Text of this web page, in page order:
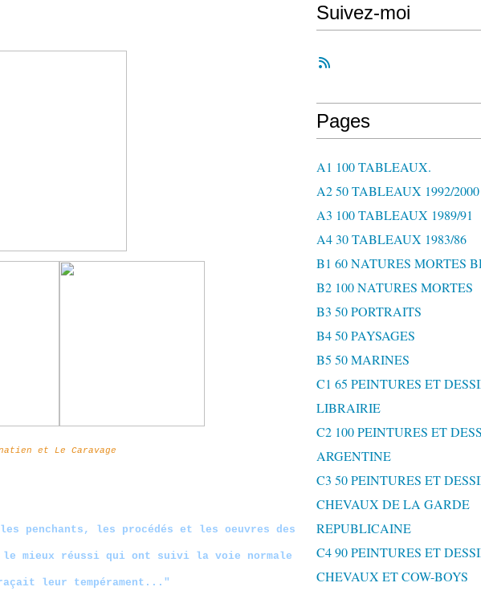
et Le Caravage
penchants, les procédés et les oeuvres des
mieux réussi qui ont suivi la voie normale
leur tempérament..."
Suivez-moi
Pages
A1 100 TABLEAUX.
A2 50 TABLEAUX 1992/2000
A3 100 TABLEAUX 1989/91
A4 30 TABLEAUX 1983/86
B1 60 NATURES MORTES
B2 100 NATURES MORTES
B3 50 PORTRAITS
B4 50 PAYSAGES
B5 50 MARINES
C1 65 PEINTURES ET
LIBRAIRIE
C2 100 PEINTURES ET
ARGENTINE
C3 50 PEINTURES ET
CHEVAUX DE LA GARDE
REPUBLICAINE
C4 90 PEINTURES ET
CHEVAUX ET COW-BOYS